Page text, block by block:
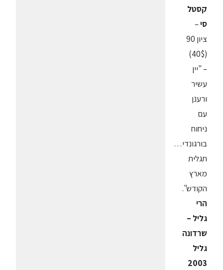
קסטל
סי–
ציון 90
(40$)
– "יין
עשיר
ורענן
עם
ניחוח
בורגונדי…
תגלית
מארץ
הקודש".
הרי
גליל –
שרדונה
גליל
2003